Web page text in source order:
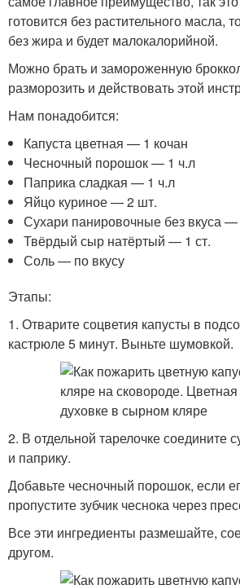
готовится без растительного масла,
без жира и будет малокалорийной.
Можно брать и замороженную
разморозить и действовать этой
Нам понадобится:
Капуста цветная — 1 кочан
Чесночный порошок — 1 ч.л
Паприка сладкая — 1 ч.л
Яйцо куриное — 2 шт.
Сухари панировочные без вкуса —
Твёрдый сыр натёртый — 1 ст.
Соль — по вкусу
Этапы:
1. Отварите соцветия капусты в
кастрюле 5 минут. Выньте шумовкой.
2. В отдельной тарелочке соедините
и паприку.
Добавьте чесночный порошок, если
пропустите зубчик чеснока через
Все эти ингредиенты размешайте,
другом.